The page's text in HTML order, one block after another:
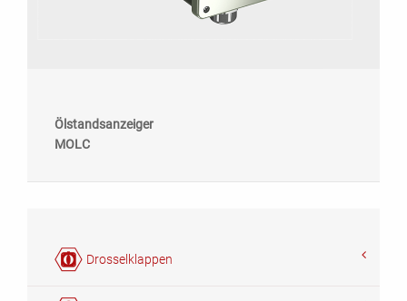
Ölstandsanzeiger
MOLC
Drosselklappen